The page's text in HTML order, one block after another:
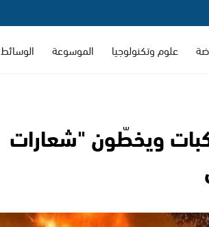
علوم وتكنولوجيا الموسوعة الوسائط
ويخطّون "شعارات